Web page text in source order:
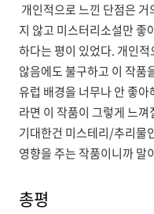
개인적으로 느낀 단점은
지 않고 미스터리소설만 좋
하다는 평이 있었다. 개인
않음에도 불구하고 이 작품
유럽 배경을 너무나 안 좋
라면 이 작품이 그렇게 느
기대한건 미스테리/추리물
영향을 주는 작품이니까 말
총평